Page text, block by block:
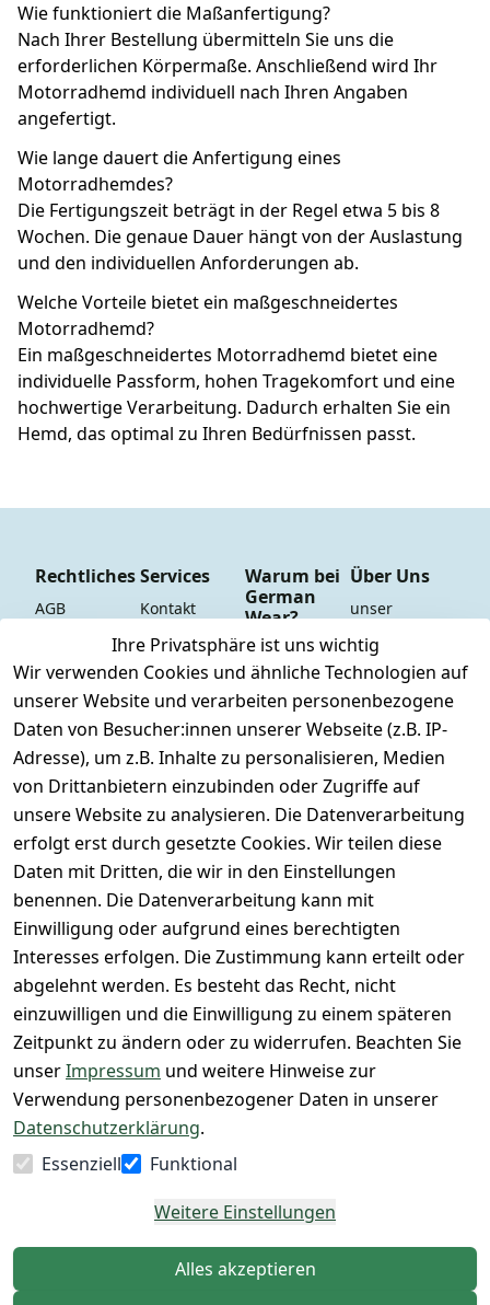
Wie funktioniert die Maßanfertigung?
Nach Ihrer Bestellung übermitteln Sie uns die
erforderlichen Körpermaße. Anschließend wird Ihr
Motorradhemd individuell nach Ihren Angaben
angefertigt.
Wie lange dauert die Anfertigung eines
Motorradhemdes?
Die Fertigungszeit beträgt in der Regel etwa 5 bis 8
Wochen. Die genaue Dauer hängt von der Auslastung
und den individuellen Anforderungen ab.
Welche Vorteile bietet ein maßgeschneidertes
Motorradhemd?
Ein maßgeschneidertes Motorradhemd bietet eine
individuelle Passform, hohen Tragekomfort und eine
hochwertige Verarbeitung. Dadurch erhalten Sie ein
Hemd, das optimal zu Ihren Bedürfnissen passt.
Ihre Privatsphäre ist uns wichtig
Wir verwenden Cookies und ähnliche Technologien auf
unserer Website und verarbeiten personenbezogene
Daten von Besucher:innen unserer Webseite (z.B. IP-
Adresse), um z.B. Inhalte zu personalisieren, Medien
von Drittanbietern einzubinden oder Zugriffe auf
unsere Website zu analysieren. Die Datenverarbeitung
erfolgt erst durch gesetzte Cookies. Wir teilen diese
Daten mit Dritten, die wir in den Einstellungen
benennen. Die Datenverarbeitung kann mit
Einwilligung oder aufgrund eines berechtigten
Interesses erfolgen. Die Zustimmung kann erteilt oder
abgelehnt werden. Es besteht das Recht, nicht
einzuwilligen und die Einwilligung zu einem späteren
Zeitpunkt zu ändern oder zu widerrufen. Beachten Sie
unserImpressum und weitere Hinweise zur
Verwendung personenbezogener Daten in unserer
Datenschutzerklärung.
Essenziell
Funktional
Weitere Einstellungen
Alles akzeptieren
Rechtliches
AGB
Impressum
Datenschutze
rklärung
Barrierefreihe
itserklärung
Widerrufsrec
ht
Vertrag
widerrufen
Services
Kontakt
Registrieren
Versand &
Versandkoste
n
Retoure &
Rücksendung
Rücksendeeti
kett drucken
(Inland)
FAQs - Häufig
gestellte
Fragen
Konfektionsgr
ößen
Lagerverkauf
- unser Laden
in Hannover
Warum bei
German
Wear?
Dauer
Tiefpreisgara
ntie*
Express-24h-
Versand
24/7 aktueller
Warenbestan
d
+ 95% aus
eigener
Herstellung
+ 60 Jahre
Geschäftserfa
hrung
Über Uns
unser
YouTube-
Kanal
unsere
Facebook-
Seite
unsere
Damen &
Herren
unsere
Gutscheine &
SALE
Whatsapp Nr.:
+49511676950
Lagerverkauf:
Ikarusallee